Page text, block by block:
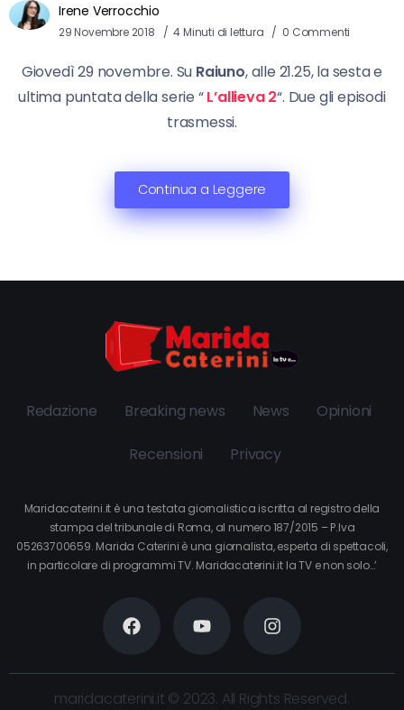
Irene Verrocchio
29 Novembre 2018 4 Minuti di lettura 0 Commenti
Giovedì 29 novembre. Su Raiuno, alle 21.25, la sesta e
ultima puntata della serie “L’allieva 2“. Due gli episodi
trasmessi.
Continua a Leggere
Redazione Breaking news News Opinioni
Recensioni Privacy
Maridacaterini.it è una testata giornalistica iscritta al registro della
stampa del tribunale di Roma, al numero 187/2015 – P.Iva
05263700659. Marida Caterini è una giornalista, esperta di spettacoli,
in particolare di programmi TV. Maridacaterini.it la TV e non solo…’
maridacaterini.it © 2023. All Rights Reserved.